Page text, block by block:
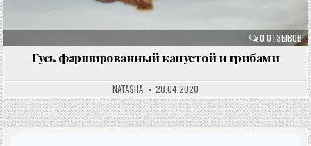
0 ОТЗЫВОВ
Гусь фаршированный капустой и грибами
NATASHA 28.04.2020